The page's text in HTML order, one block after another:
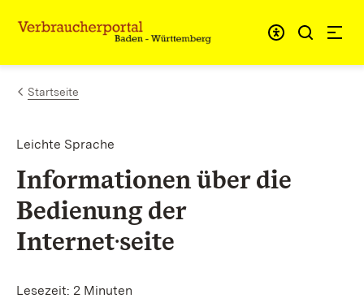
Zum Inhalt springen
Link zur Startseite
Startseite
Leichte Sprache
Informationen über die
Bedienung der
Internet·seite
Lesezeit: 2 Minuten